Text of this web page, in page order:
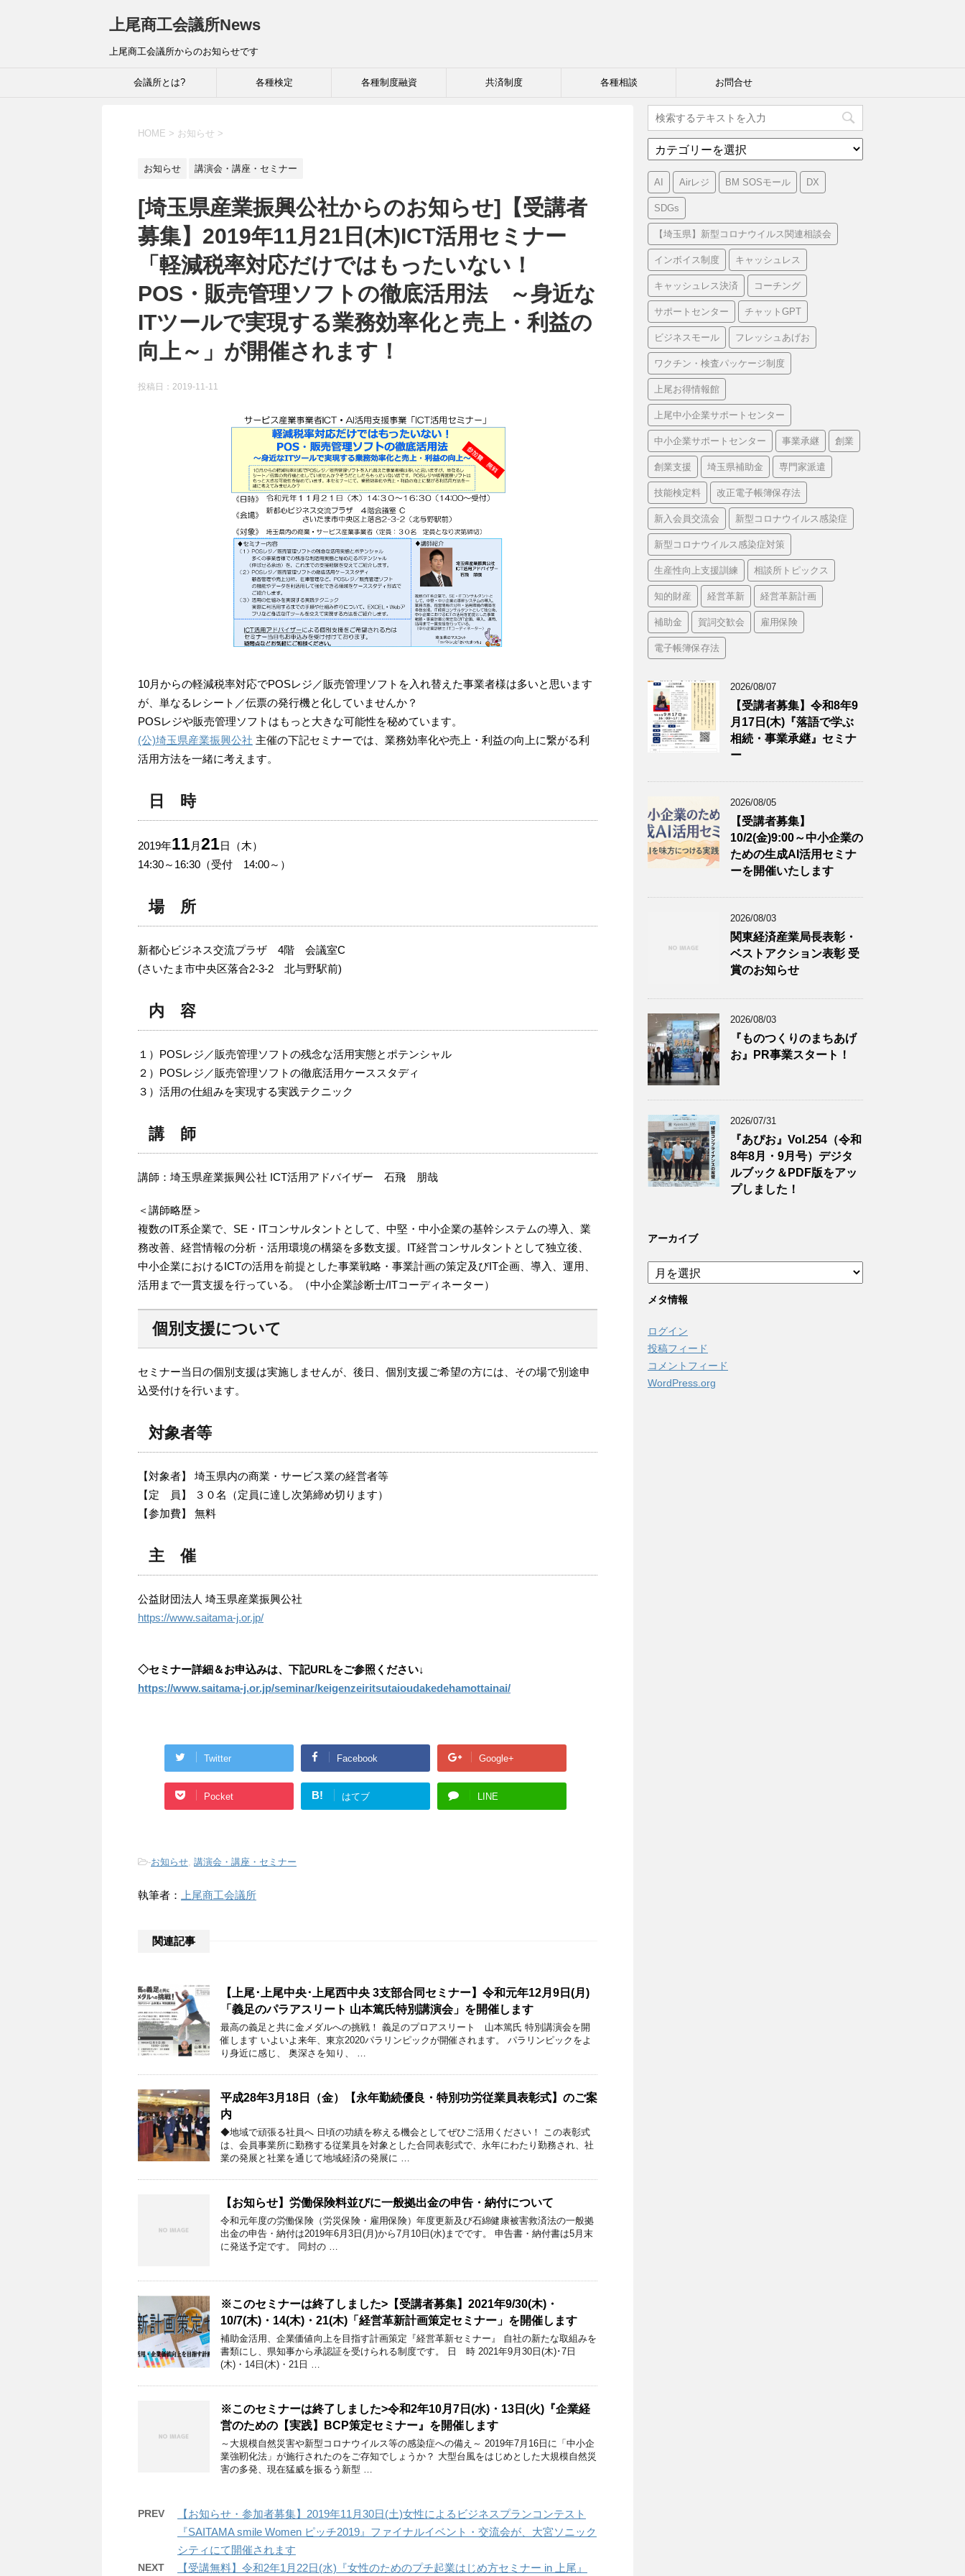
上尾商工会議所News
上尾商工会議所からのお知らせです
会議所とは? 各種検定 各種制度融資 共済制度 各種相談 お問合せ
HOME > お知らせ >
お知らせ 講演会・講座・セミナー
[埼玉県産業振興公社からのお知らせ]【受講者
募集】2019年11月21日(木)ICT活用セミナー
「軽減税率対応だけではもったいない！
POS・販売管理ソフトの徹底活用法 ～身近な
ITツールで実現する業務効率化と売上・利益の
向上～」が開催されます！
投稿日： 2019-11-11
10月からの軽減税率対応でPOSレジ／販売管理ソフトを入れ替えた事業者様は多いと思います
が、単なるレシート／伝票の発行機と化していませんか？
POSレジや販売管理ソフトはもっと大きな可能性を秘めています。
(公)埼玉県産業振興公社 主催の下記セミナーでは、業務効率化や売上・利益の向上に繋がる利
活用方法を一緒に考えます。
日 時
2019年11月21日（木）
14:30～16:30（受付 14:00～）
場 所
新都心ビジネス交流プラザ 4階 会議室C
(さいたま市中央区落合2-3-2 北与野駅前)
内 容
１）POSレジ／販売管理ソフトの残念な活用実態とポテンシャル
２）POSレジ／販売管理ソフトの徹底活用ケーススタディ
３）活用の仕組みを実現する実践テクニック
講 師
講師：埼玉県産業振興公社 ICT活用アドバイザー 石飛 朋哉
＜講師略歴＞
複数のIT系企業で、SE・ITコンサルタントとして、中堅・中小企業の基幹システムの導入、業
務改善、経営情報の分析・活用環境の構築を多数支援。IT経営コンサルタントとして独立後、
中小企業におけるICTの活用を前提とした事業戦略・事業計画の策定及びIT企画、導入、運用、
活用まで一貫支援を行っている。（中小企業診断士/ITコーディネーター）
個別支援について
セミナー当日の個別支援は実施しませんが、後日、個別支援ご希望の方には、その場で別途申
込受付けを行います。
対象者等
【対象者】 埼玉県内の商業・サービス業の経営者等
【定 員】 ３０名（定員に達し次第締め切ります）
【参加費】 無料
主 催
公益財団法人 埼玉県産業振興公社
https://www.saitama-j.or.jp/
◇セミナー詳細＆お申込みは、下記URLをご参照ください↓
https://www.saitama-j.or.jp/seminar/keigenzeiritsutaioudakedehamottainai/
Twitter Facebook Google+
Pocket B! はてブ LINE
-お知らせ, 講演会・講座・セミナー
執筆者： 上尾商工会議所
関連記事
【上尾･上尾中央･上尾西中央 3支部合同セミナー】令和元年12月9日(月)
「義足のパラアスリート 山本篤氏特別講演会」を開催します
最高の義足と共に金メダルへの挑戦！ 義足のプロアスリート 山本篤氏 特別講演会を開
催します いよいよ来年、東京2020パラリンピックが開催されます。 パラリンピックをよ
り身近に感じ、 奥深さを知り、 …
平成28年3月18日（金）【永年勤続優良・特別功労従業員表彰式】のご案
内
◆地域で頑張る社員へ 日頃の功績を称える機会としてぜひご活用ください！ この表彰式
は、会員事業所に勤務する従業員を対象とした合同表彰式で、永年にわたり勤務され、社
業の発展と社業を通じて地域経済の発展に …
【お知らせ】労働保険料並びに一般拠出金の申告・納付について
令和元年度の労働保険（労災保険・雇用保険）年度更新及び石綿健康被害救済法の一般拠
出金の申告・納付は2019年6月3日(月)から7月10日(水)までです。 申告書・納付書は5月末
に発送予定です。 同封の …
※このセミナーは終了しました>【受講者募集】2021年9/30(木)・
10/7(木)・14(木)・21(木)「経営革新計画策定セミナー」を開催します
補助金活用、企業価値向上を目指す計画策定『経営革新セミナー』 自社の新たな取組みを
書類にし、県知事から承認証を受けられる制度です。 日 時 2021年9月30日(木)･7日
(木)・14日(木)・21日 …
※このセミナーは終了しました>令和2年10月7日(水)・13日(火)『企業経
営のための【実践】BCP策定セミナー』を開催します
～大規模自然災害や新型コロナウイルス等の感染症への備え～ 2019年7月16日に「中小企
業強靭化法」が施行されたのをご存知でしょうか？ 大型台風をはじめとした大規模自然災
害の多発、現在猛威を振るう新型 …
PREV
【お知らせ・参加者募集】2019年11月30日(土)女性によるビジネスプランコンテスト
『SAITAMA smile Women ピッチ2019』ファイナルイベント・交流会が、大宮ソニック
シティにて開催されます
NEXT 【受講無料】令和2年1月22日(水)『女性のためのプチ起業はじめ方セミナー in 上尾』
テ
ゴ
リ
ー
AI Airレジ BM SOSモール DX
SDGs
【埼玉県】新型コロナウイルス関連相談会
インボイス制度 キャッシュレス
キャッシュレス決済 コーチング
サポートセンター チャットGPT
ビジネスモール フレッシュあげお
ワクチン・検査パッケージ制度
上尾お得情報館
上尾中小企業サポートセンター
中小企業サポートセンター 事業承継 創業
創業支援 埼玉県補助金 専門家派遣
技能検定料 改正電子帳簿保存法
新入会員交流会 新型コロナウイルス感染症
新型コロナウイルス感染症対策
生産性向上支援訓練 相談所トピックス
知的財産 経営革新 経営革新計画
補助金 賀詞交歓会 雇用保険
電子帳簿保存法
2026/08/07
【受講者募集】令和8年9
月17日(木)『落語で学ぶ
相続・事業承継』セミナ
ー
2026/08/05
【受講者募集】
10/2(金)9:00～中小企業の
ための生成AI活用セミナ
ーを開催いたします
2026/08/03
関東経済産業局長表彰・
ベストアクション表彰 受
賞のお知らせ
2026/08/03
『ものつくりのまちあげ
お』PR事業スタート！
2026/07/31
『あぴお』Vol.254（令和
8年8月・9月号）デジタ
ルブック＆PDF版をアッ
プしました！
アーカイブ
ア
ー
カ
ブ
メタ情報
ログイン
投稿フィード
コメントフィード
WordPress.org